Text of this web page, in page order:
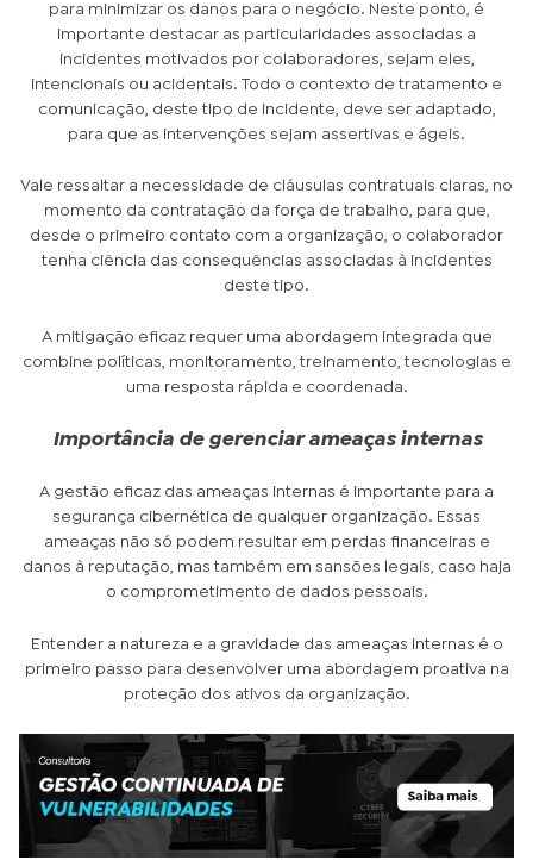
para minimizar os danos para o negócio. Neste ponto, é
importante destacar as particularidades associadas a
incidentes motivados por colaboradores, sejam eles,
intencionais ou acidentais. Todo o contexto de tratamento e
comunicação, deste tipo de incidente, deve ser adaptado,
para que as intervenções sejam assertivas e ágeis.
Vale ressaltar a necessidade de cláusulas contratuais claras, no
momento da contratação da força de trabalho, para que,
desde o primeiro contato com a organização, o colaborador
tenha ciência das consequências associadas à incidentes
deste tipo.
A mitigação eficaz requer uma abordagem integrada que
combine políticas, monitoramento, treinamento, tecnologias e
uma resposta rápida e coordenada.
Importância de gerenciar ameaças internas
A gestão eficaz das ameaças internas é importante para a
segurança cibernética de qualquer organização. Essas
ameaças não só podem resultar em perdas financeiras e
danos à reputação, mas também em sansões legais, caso haja
o comprometimento de dados pessoais.
Entender a natureza e a gravidade das ameaças internas é o
primeiro passo para desenvolver uma abordagem proativa na
proteção dos ativos da organização.